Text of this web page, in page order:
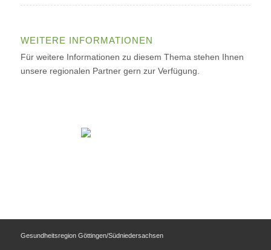
WEITERE INFORMATIONEN
Für weitere Informationen zu diesem Thema stehen Ihnen
unsere regionalen Partner gern zur Verfügung.
Gesundheitsregion Göttingen/Südniedersachsen